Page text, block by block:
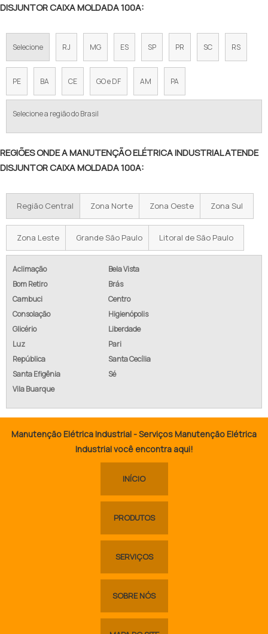
DISJUNTOR CAIXA MOLDADA 100A:
Selecione RJ MG ES SP PR SC RS
PE BA CE GO e DF AM PA
Selecione a região do Brasil
REGIÕES ONDE A MANUTENÇÃO ELÉTRICA INDUSTRIAL ATENDE
DISJUNTOR CAIXA MOLDADA 100A:
Região Central Zona Norte Zona Oeste Zona Sul
Zona Leste Grande São Paulo Litoral de São Paulo
Aclimação
Bela Vista
Bom Retiro
Brás
Cambuci
Centro
Consolação
Higienópolis
Glicério
Liberdade
Luz
Pari
República
Santa Cecília
Santa Efigênia
Sé
Vila Buarque
Manutenção Elétrica Industrial - Serviços Manutenção Elétrica
Industrial você encontra aqui!
INÍCIO
PRODUTOS
SERVIÇOS
SOBRE NÓS